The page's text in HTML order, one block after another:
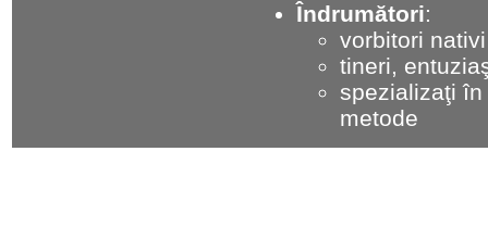
Îndrumători:
vorbitori
tineri,
spezializaţi
metode